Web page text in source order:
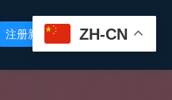
注册新用户 
ZH-CN